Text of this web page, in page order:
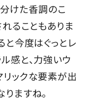
けた香調のこ
ることもありま
と今度はぐっとレ
感と、力強いウ
リックな要素が出
ますね。